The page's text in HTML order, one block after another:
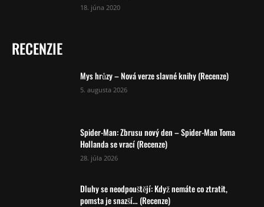
18. júna 2020
RECENZIE
Mys hrůzy – Nová verze slavné knihy (Recenze)
5. augusta 2026
Spider-Man: Zbrusu nový den – Spider-Man Toma
Hollanda se vrací (Recenze)
28. júla 2026
Dluhy se neodpouštějí: Když nemáte co ztratit,
pomsta je snazší… (Recenze)